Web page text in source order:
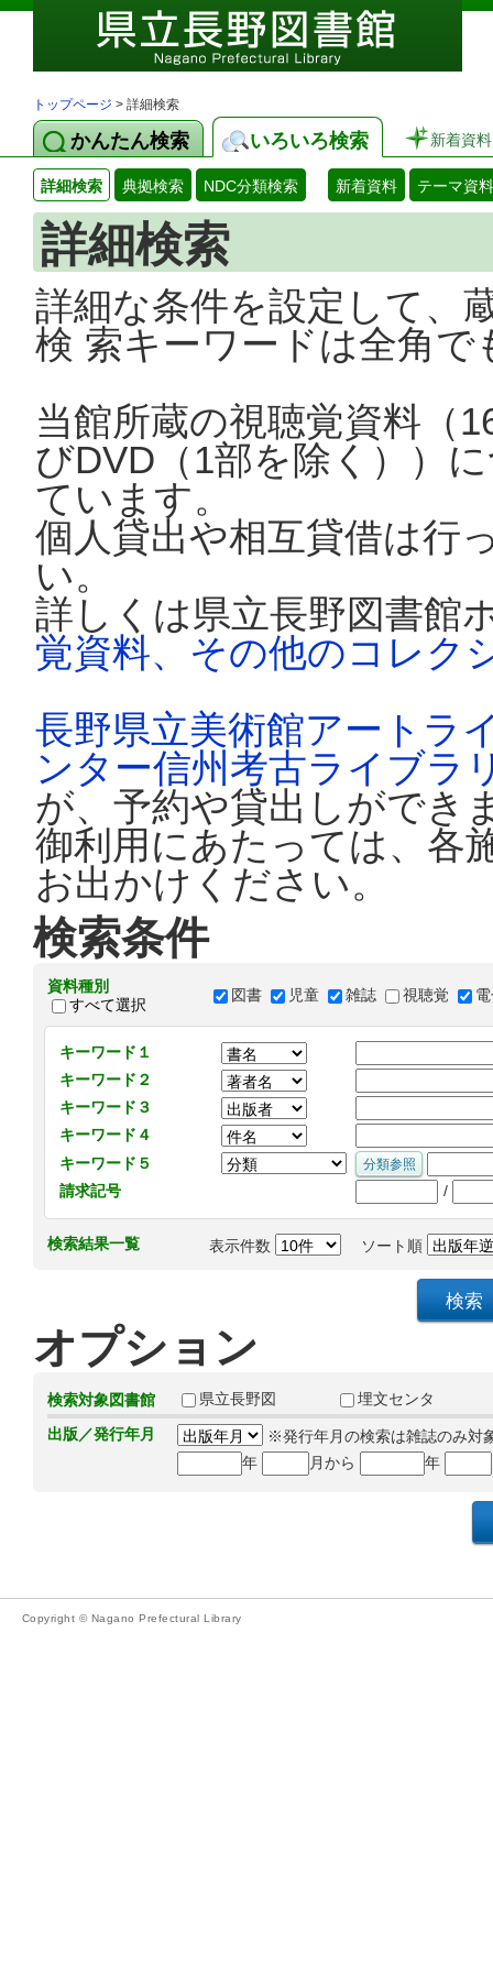
トップページ > 詳細検索
かんたん検索 いろいろ検索 新着資料
詳細検索 典拠検索 NDC分類検索 新着資料 テーマ資料
詳細検索
詳細な条件を設定して、
検 索キーワードは全角
当館所蔵の視聴覚資料（
びDVD（1部を除く））
ています。
個人貸出や相互貸借は行
い。
詳しくは県立長野図書館
覚資料、その他のコレク
長野県立美術館アートラ
ンター信州考古ライブラ
が、予約や貸出しができ
御利用にあたっては、各
お出かけください。
検索条件
資料種別
すべて選択
図書 児童 雑誌 視聴覚
キーワード１
キーワード２
キーワード３
キーワード４
キーワード５
請求記号
/
検索結果一覧 表示件数 ソート順
オプション
検索対象図書館 県立長野図
埋文センタ
出版／発行年月
※発行年月の検索は雑誌のみ対
年
月から 年
Copyright © Nagano Prefectural Library